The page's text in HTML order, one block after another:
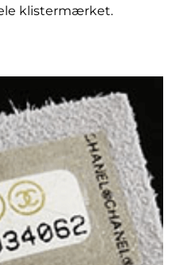
klistermærket.